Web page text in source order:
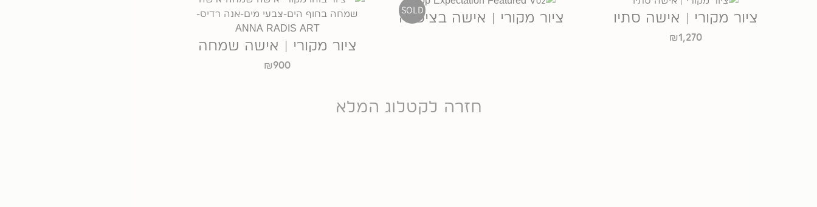
ציור מקורי | אישה סתיו
₪1,270
SOLD
ציור מקורי | אישה בציפייה
ציור מקורי | אישה שמחה
₪900
חזרה לקטלוג המלא